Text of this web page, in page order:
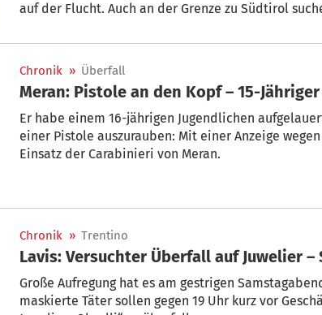
auf der Flucht. Auch an der Grenze zu Südtirol
Chronik » Überfall
Meran: Pistole an den Kopf – 15-
Er habe einem 16-jährigen Jugendlichen
einer Pistole auszurauben: Mit einer Anzeige wegen erschwerten Raubes endete jüngst ein
Einsatz der Carabinieri von Meran.
Chronik » Trentino
Lavis: Versuchter Überfall auf Juwelier –
Große Aufregung hat es am gestrigen
maskierte Täter sollen gegen 19 Uhr kurz vor